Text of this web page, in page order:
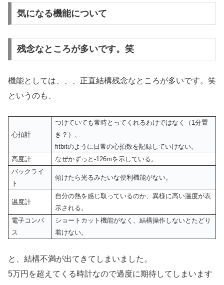
気になる機能について
残念なところが多いです。笑
機能としては、、、正直結構残念なところが多いです。笑
というのも、
心拍計
つけていても常時とってくれるわけではなく（1分置
き？）、
fitbitのように日常の心拍数を記録していけない。
高度計
なぜかずっと-126mを示している。
バックライ
ト
傾けたら光るみたいな便利機能がない。
温度計
自分の熱を感じ取っているのか、異様に高い温度が表
示される。
電子コンパ
ス
ショートカット機能がなく、結構操作しないとたどり
着けない。
と、結構不満が出てきてしまいました。
5万円を超えてくる時計なので過度に期待してしまいます